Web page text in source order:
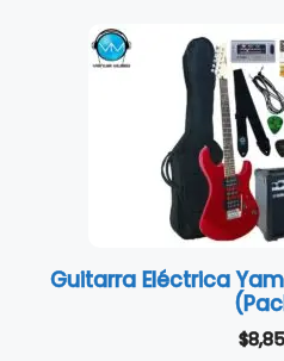
Guitarra Eléctrica
$